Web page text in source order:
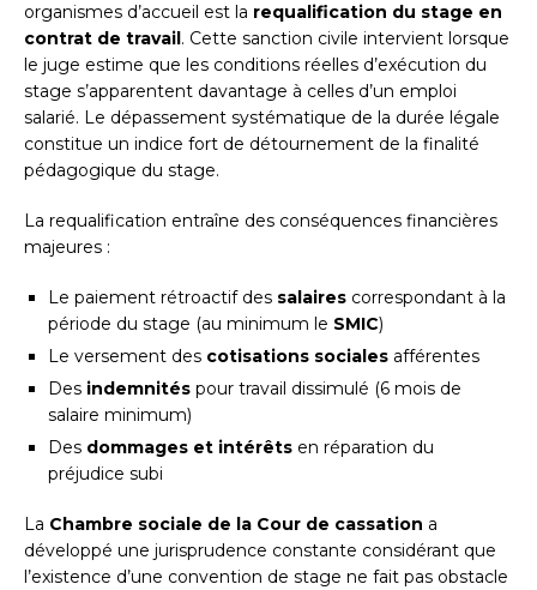
organismes d’accueil est la requalification du stage en
contrat de travail. Cette sanction civile intervient lorsque
le juge estime que les conditions réelles d’exécution du
stage s’apparentent davantage à celles d’un emploi
salarié. Le dépassement systématique de la durée légale
constitue un indice fort de détournement de la finalité
pédagogique du stage.
La requalification entraîne des conséquences financières
majeures :
Le paiement rétroactif des salaires correspondant à la
période du stage (au minimum le SMIC)
Le versement des cotisations sociales afférentes
Des indemnités pour travail dissimulé (6 mois de
salaire minimum)
Des dommages et intérêts en réparation du
préjudice subi
La Chambre sociale de la Cour de cassation a
développé une jurisprudence constante considérant que
l’existence d’une convention de stage ne fait pas obstacle